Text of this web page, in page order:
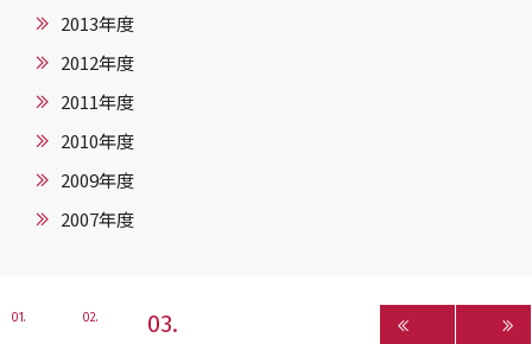
2013年度
2012年度
2011年度
2010年度
2009年度
2007年度
1 2 3